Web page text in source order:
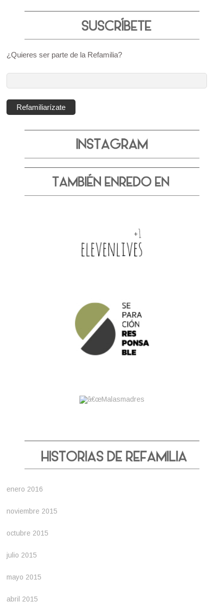
¿Quieres ser parte de la Refamilia?
correo
electrónico:
Refamiliarízate
enero 2016
noviembre 2015
octubre 2015
julio 2015
mayo 2015
abril 2015